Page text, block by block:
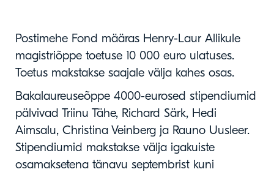
Postimehe Fond määras Henry-Laur Allikule
magistriõppe toetuse 10 000 euro ulatuses.
Toetus makstakse saajale välja kahes osas.
Bakalaureuseõppe 4000-eurosed stipendiumid
pälvivad Triinu Tähe, Richard Särk, Hedi
Aimsalu, Christina Veinberg ja Rauno Uusleer.
Stipendiumid makstakse välja igakuiste
osamaksetena tänavu septembrist kuni